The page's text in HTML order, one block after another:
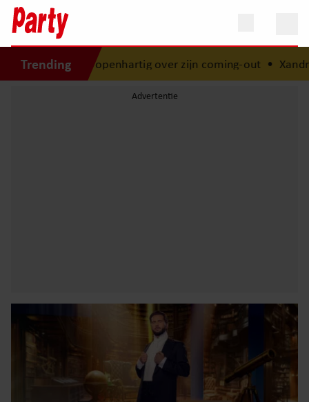
Trending
openhartig over zijn coming-out • Xandra Brood blikt